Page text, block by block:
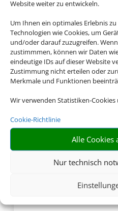
Website weiter zu entwickeln.
Um Ihnen ein optimales Erlebnis
Technologien wie Cookies, um
und/oder darauf zuzugreifen.
zustimmmen, können wir Daten
eindeutige IDs auf dieser Website
Zustimmung nicht erteilen oder
Merkmale und Funktionen
Wir verwenden Statistiken-
Cookie-Richtlinie
Alle Cookies
Nur technisch